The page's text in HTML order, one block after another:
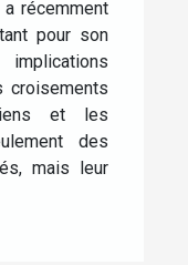
récemment
pour son
croisements
et les
des
mais leur